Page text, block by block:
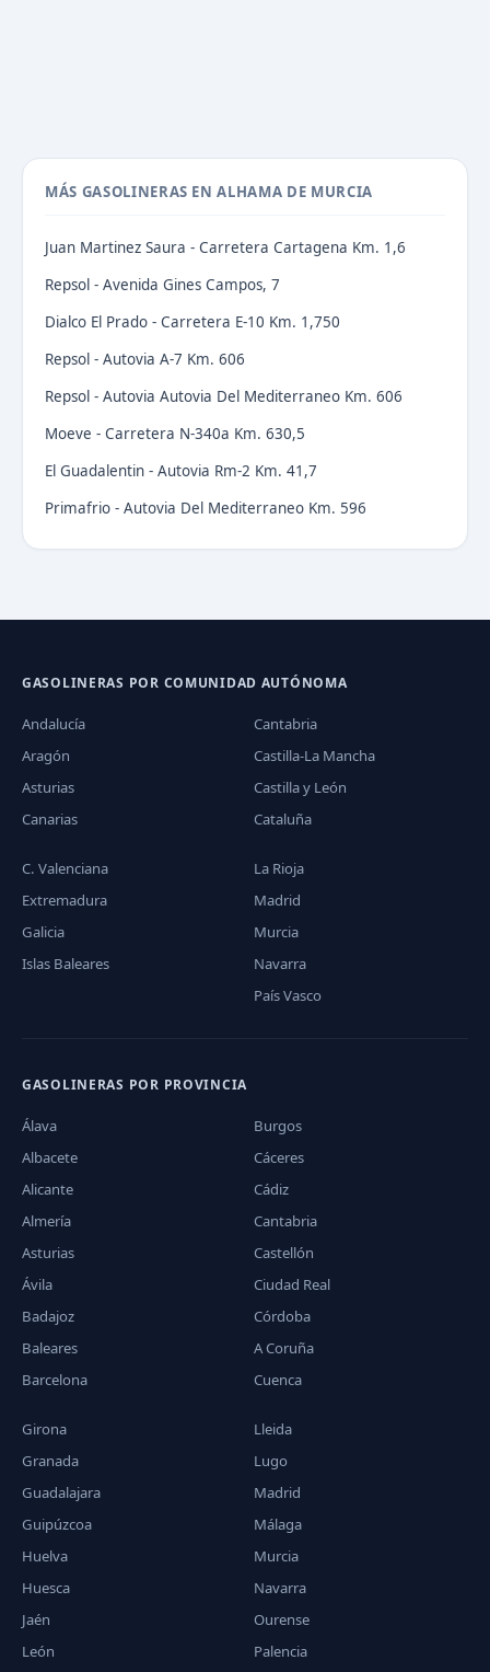
MÁS GASOLINERAS EN ALHAMA DE MURCIA
Juan Martinez Saura - Carretera Cartagena Km. 1,6
Repsol - Avenida Gines Campos, 7
Dialco El Prado - Carretera E-10 Km. 1,750
Repsol - Autovia A-7 Km. 606
Repsol - Autovia Autovia Del Mediterraneo Km. 606
Moeve - Carretera N-340a Km. 630,5
El Guadalentin - Autovia Rm-2 Km. 41,7
Primafrio - Autovia Del Mediterraneo Km. 596
GASOLINERAS POR COMUNIDAD AUTÓNOMA
Andalucía
Aragón
Asturias
Canarias
Cantabria
Castilla-La Mancha
Castilla y León
Cataluña
C. Valenciana
Extremadura
Galicia
Islas Baleares
La Rioja
Madrid
Murcia
Navarra
País Vasco
GASOLINERAS POR PROVINCIA
Álava
Albacete
Alicante
Almería
Asturias
Ávila
Badajoz
Baleares
Barcelona
Burgos
Cáceres
Cádiz
Cantabria
Castellón
Ciudad Real
Córdoba
A Coruña
Cuenca
Girona
Granada
Guadalajara
Guipúzcoa
Huelva
Huesca
Jaén
León
Lleida
Lugo
Madrid
Málaga
Murcia
Navarra
Ourense
Palencia